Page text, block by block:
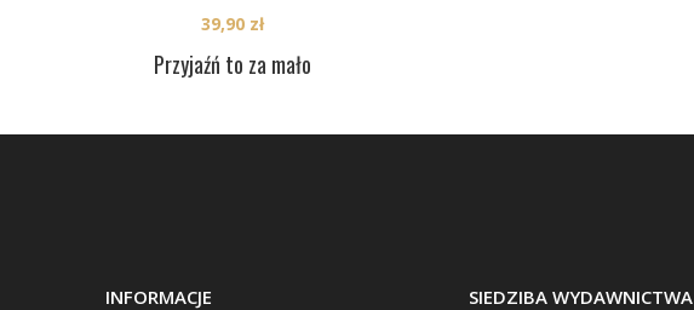
Przyjaźń to za mało
39,90 zł
INFORMACJE SIEDZIBA WYDAWNICTWA